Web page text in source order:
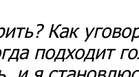
Как
подходит